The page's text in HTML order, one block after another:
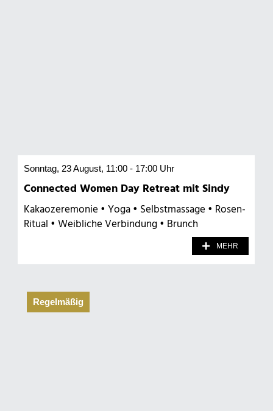
Sonntag, 23 August, 11:00 - 17:00 Uhr
Connected Women Day Retreat mit Sindy
Kakaozeremonie • Yoga • Selbstmassage • Rosen-
Ritual • Weibliche Verbindung • Brunch
MEHR
Regelmäßig